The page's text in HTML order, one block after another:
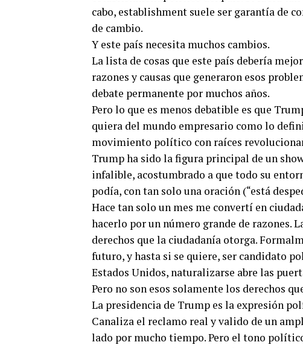
cabo, establishment suele ser garantía de
de cambio.
Y este país necesita muchos cambios.
La lista de cosas que este país debería
razones y causas que generaron esos
debate permanente por muchos años.
Pero lo que es menos debatible es que
quiera del mundo empresario como lo
movimiento político con raíces
Trump ha sido la figura principal de un
infalible, acostumbrado a que todo su
podía, con tan solo una oración (“está
Hace tan solo un mes me convertí en
hacerlo por un número grande de razones.
derechos que la ciudadanía otorga.
futuro, y hasta si se quiere, ser candidato
Estados Unidos, naturalizarse abre las
Pero no son esos solamente los derechos
La presidencia de Trump es la expresión
Canaliza el reclamo real y valido de un
lado por mucho tiempo. Pero el tono